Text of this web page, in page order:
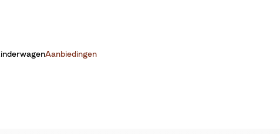
Aanbiedingen